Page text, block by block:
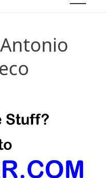
Antonio